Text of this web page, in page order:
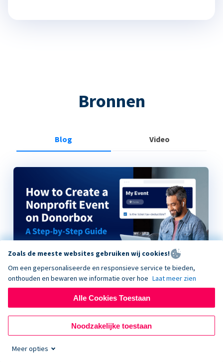
Bronnen
Blog Video
How to Create a Nonprofit Event on Donorbox
Zoals de meeste websites gebruiken wij cookies!
Om een gepersonaliseerde en responsieve service te bieden,
onthouden en bewaren we informatie over hoe Laat meer zien
Alle Cookies Toestaan
Noodzakelijke toestaan
Meer opties